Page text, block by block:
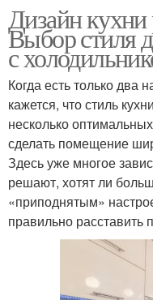
Дизайн кухни
Выбор стиля
с
Когда есть только два
кажется, что стиль
несколько
сделать помещение
Здесь уже многое
решают, хотят ли
«приподнятым»
правильно расставить